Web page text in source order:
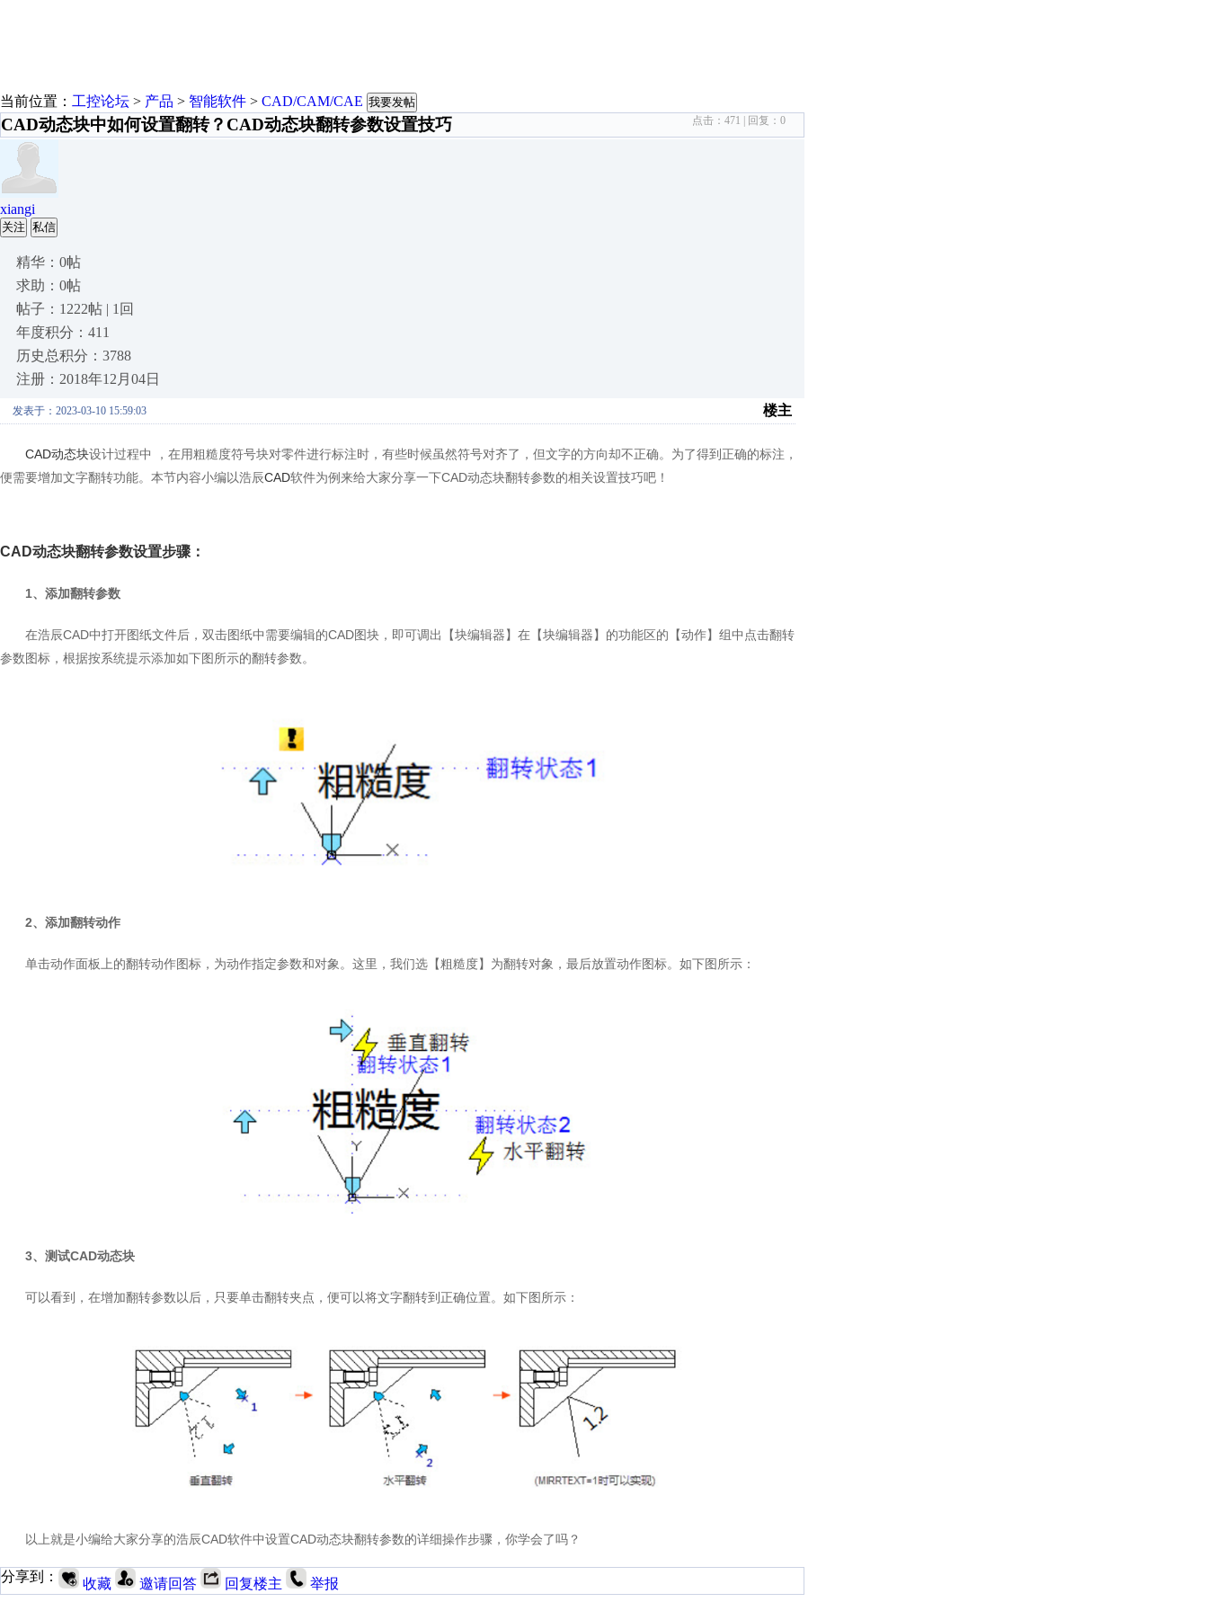
当前位置： 工控论坛 > 产品 > 智能软件 > CAD/CAM/CAE 我要发帖
CAD动态块中如何设置翻转？CAD动态块翻转参数设置技巧 点击： 471 | 回复： 0
xiangi
关注 私信
精华：0帖
求助：0帖
帖子：1222帖 | 1回
年度积分：411
历史总积分：3788
注册：2018年12月04日
发表于：2023-03-10 15:59:03 楼主
CAD动态块设计过程中 ，在用粗糙度符号块对零件进行标注时，有些时候虽然符号对齐了，但文字的方向却不正确。为了得到正确的标注，
便需要增加文字翻转功能。本节内容小编以浩辰CAD软件为例来给大家分享一下CAD动态块翻转参数的相关设置技巧吧！
CAD动态块翻转参数设置步骤：
1、添加翻转参数
在浩辰CAD中打开图纸文件后，双击图纸中需要编辑的CAD图块，即可调出【块编辑器】在【块编辑器】的功能区的【动作】组中点击翻转
参数图标，根据按系统提示添加如下图所示的翻转参数。
2、添加翻转动作
单击动作面板上的翻转动作图标，为动作指定参数和对象。这里，我们选【粗糙度】为翻转对象，最后放置动作图标。如下图所示：
3、测试CAD动态块
可以看到，在增加翻转参数以后，只要单击翻转夹点，便可以将文字翻转到正确位置。如下图所示：
以上就是小编给大家分享的浩辰CAD软件中设置CAD动态块翻转参数的详细操作步骤，你学会了吗？
分享到： 收藏 邀请回答 回复楼主 举报